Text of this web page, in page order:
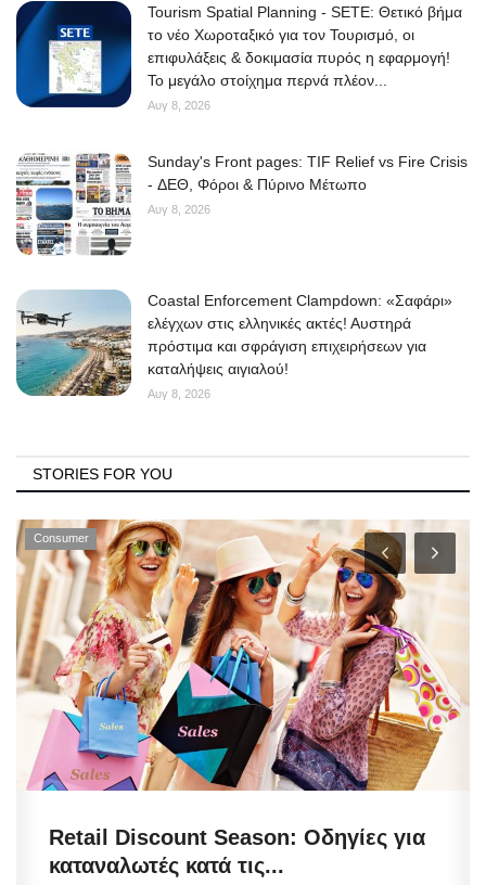
Tourism Spatial Planning - SETE: Θετικό βήμα
το νέο Χωροταξικό για τον Τουρισμό, οι
επιφυλάξεις & δοκιμασία πυρός η εφαρμογή!
Το μεγάλο στοίχημα περνά πλέον...
Αυγ 8, 2026
Sunday's Front pages: TIF Relief vs Fire Crisis
- ΔΕΘ, Φόροι & Πύρινο Μέτωπο
Αυγ 8, 2026
Coastal Enforcement Clampdown: «Σαφάρι»
ελέγχων στις ελληνικές ακτές! Αυστηρά
πρόστιμα και σφράγιση επιχειρήσεων για
καταλήψεις αιγιαλού!
Αυγ 8, 2026
STORIES FOR YOU
Consumer
Retail Discount Season: Οδηγίες για
καταναλωτές κατά τις...